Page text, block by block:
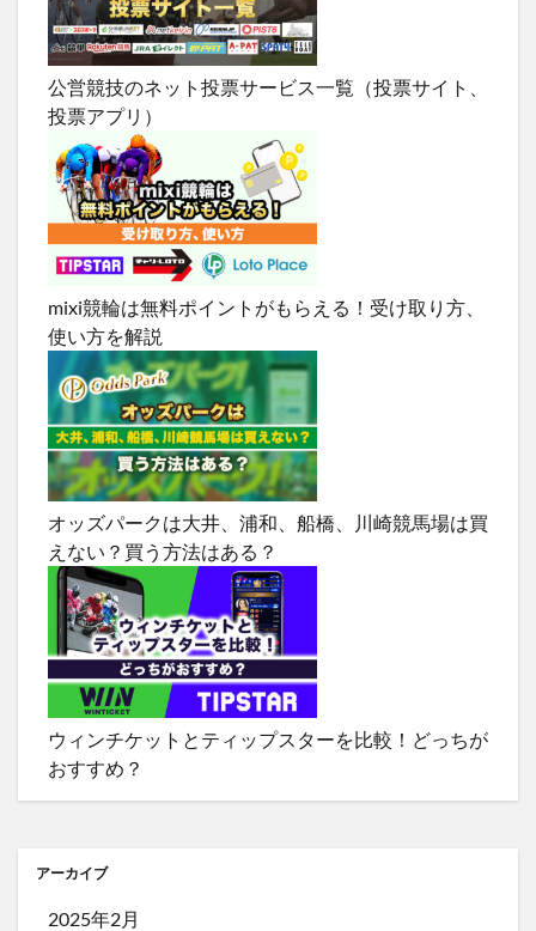
公営競技のネット投票サービス一覧（投票サイト、
投票アプリ）
mixi競輪は無料ポイントがもらえる！受け取り方、
使い方を解説
オッズパークは大井、浦和、船橋、川崎競馬場は買
えない？買う方法はある？
ウィンチケットとティップスターを比較！どっちが
おすすめ？
アーカイブ
2025年2月